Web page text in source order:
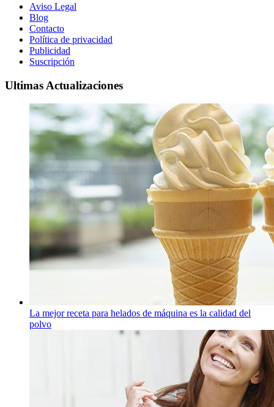
Aviso Legal
Blog
Contacto
Política de privacidad
Publicidad
Suscripción
Ultimas Actualizaciones
La mejor receta para helados de máquina es la calidad del
polvo